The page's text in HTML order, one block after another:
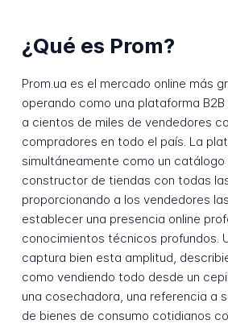
¿Qué es Prom?
Prom.ua es el mercado online más
operando como una plataforma
a cientos de miles de vendedores
compradores en todo el país. La
simultáneamente como un
constructor de tiendas con todas
proporcionando a los vendedores
establecer una presencia online
conocimientos técnicos profundos.
captura bien esta amplitud,
como vendiendo todo desde un
una cosechadora, una referencia a
de bienes de consumo cotidianos